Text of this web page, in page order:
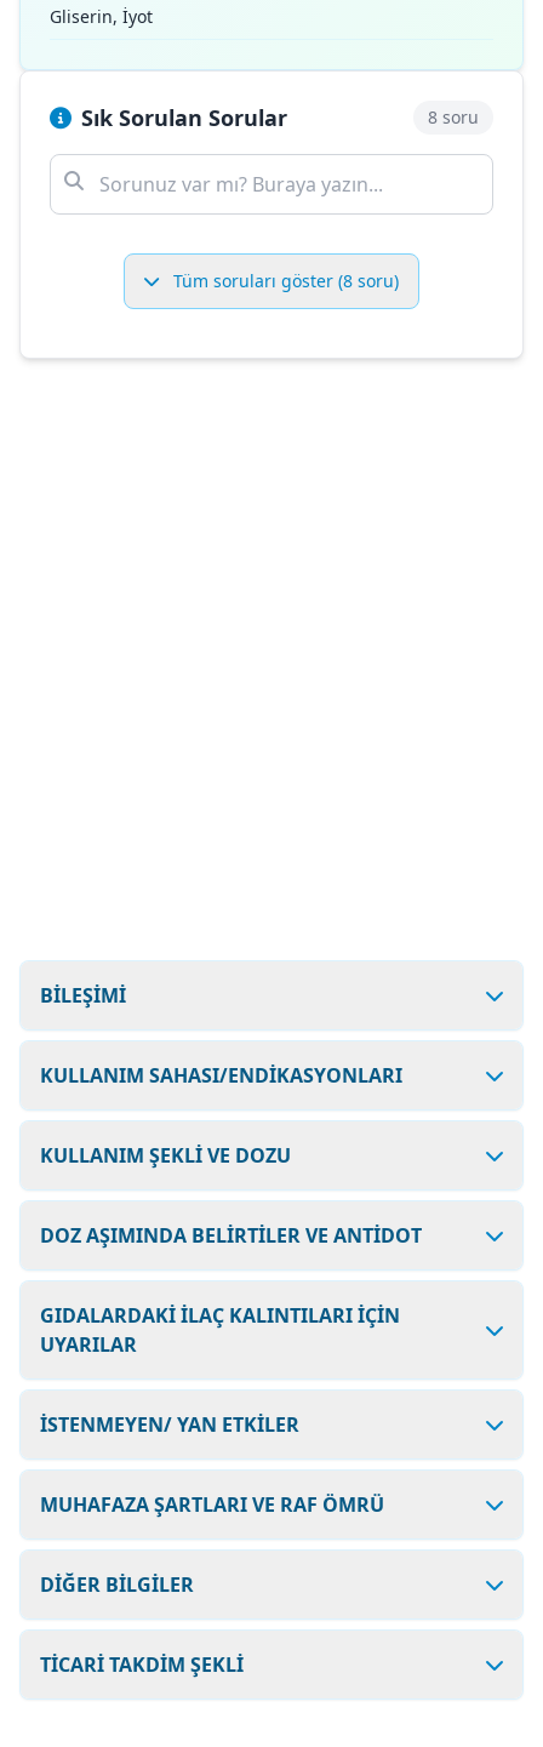
Gliserin, İyot
Sık Sorulan Sorular 8 soru
Tüm soruları göster (8 soru)
BİLEŞİMİ
KULLANIM SAHASI/ENDİKASYONLARI
KULLANIM ŞEKLİ VE DOZU
DOZ AŞIMINDA BELİRTİLER VE ANTİDOT
GIDALARDAKİ İLAÇ KALINTILARI İÇİN
UYARILAR
İSTENMEYEN/ YAN ETKİLER
MUHAFAZA ŞARTLARI VE RAF ÖMRÜ
DİĞER BİLGİLER
TİCARİ TAKDİM ŞEKLİ